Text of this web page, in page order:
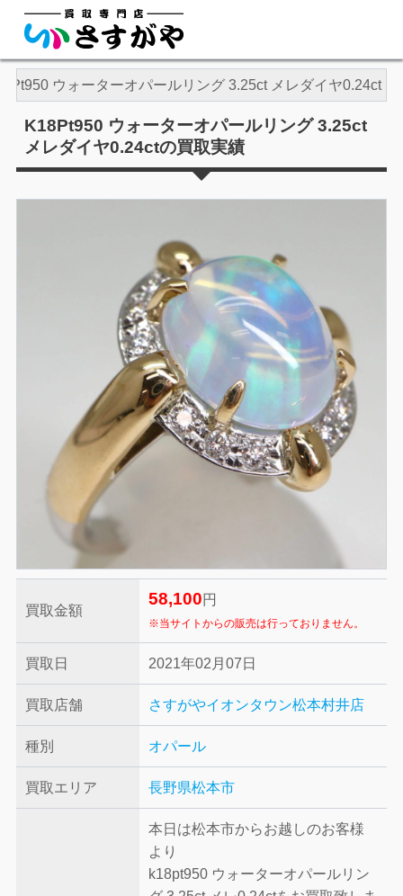
ウォーターオパールリング 3.25ct メレダイヤ0.24ct
K18Pt950 ウォーターオパールリング 3.25ct
メレダイヤ0.24ctの買取実績
買取金額
58,100 円
※当サイトからの販売は行っておりません。
買取日 2021年02月07日
買取店舗 さすがやイオンタウン松本村井店
種別 オパール
買取エリア 長野県松本市
本日は松本市からお越しのお客様
より
k18pt950 ウォーターオパールリン